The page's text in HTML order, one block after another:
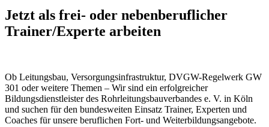
Jetzt als frei- oder nebenberuflicher
Trainer/Experte arbeiten
Ob Leitungsbau, Versorgungsinfrastruktur, DVGW-Regelwerk GW
301 oder weitere Themen – Wir sind ein erfolgreicher
Bildungsdienstleister des Rohrleitungsbauverbandes e. V. in Köln
und suchen für den bundesweiten Einsatz Trainer, Experten und
Coaches für unsere beruflichen Fort- und Weiterbildungsangebote.